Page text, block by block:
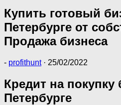
Купить готовый
Петербурге от
Продажа бизнеса
- profithunt · 25/02/2022
Кредит на покупку
Петербурге